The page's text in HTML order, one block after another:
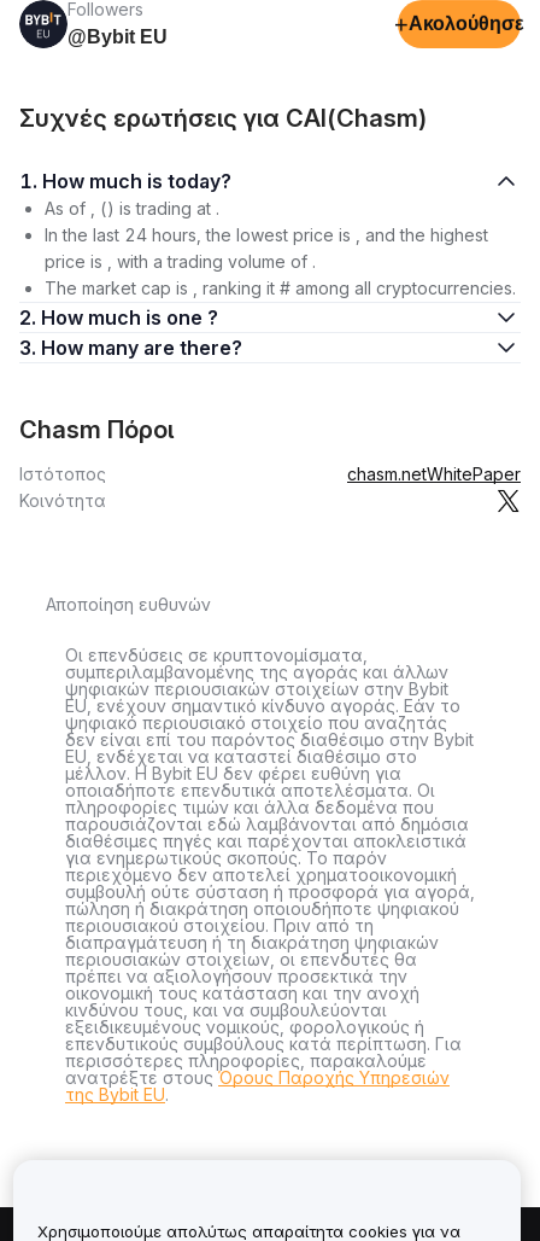
Followers
@Bybit EU
+Ακολούθησε
Συχνές ερωτήσεις για CAI(Chasm)
1. How much is today?
As of , () is trading at .
In the last 24 hours, the lowest price is , and the highest
price is , with a trading volume of .
The market cap is , ranking it # among all cryptocurrencies.
2. How much is one ?
3. How many are there?
Chasm Πόροι
Ιστότοπος chasm.netWhitePaper
Κοινότητα
Αποποίηση ευθυνών
Οι επενδύσεις σε κρυπτονομίσματα,
συμπεριλαμβανομένης της αγοράς και άλλων
ψηφιακών περιουσιακών στοιχείων στην Bybit
EU, ενέχουν σημαντικό κίνδυνο αγοράς. Εάν το
ψηφιακό περιουσιακό στοιχείο που αναζητάς
δεν είναι επί του παρόντος διαθέσιμο στην Bybit
EU, ενδέχεται να καταστεί διαθέσιμο στο
μέλλον. Η Bybit EU δεν φέρει ευθύνη για
οποιαδήποτε επενδυτικά αποτελέσματα. Οι
πληροφορίες τιμών και άλλα δεδομένα που
παρουσιάζονται εδώ λαμβάνονται από δημόσια
διαθέσιμες πηγές και παρέχονται αποκλειστικά
για ενημερωτικούς σκοπούς. Το παρόν
περιεχόμενο δεν αποτελεί χρηματοοικονομική
συμβουλή ούτε σύσταση ή προσφορά για αγορά,
πώληση ή διακράτηση οποιουδήποτε ψηφιακού
περιουσιακού στοιχείου. Πριν από τη
διαπραγμάτευση ή τη διακράτηση ψηφιακών
περιουσιακών στοιχείων, οι επενδυτές θα
πρέπει να αξιολογήσουν προσεκτικά την
οικονομική τους κατάσταση και την ανοχή
κινδύνου τους, και να συμβουλεύονται
εξειδικευμένους νομικούς, φορολογικούς ή
επενδυτικούς συμβούλους κατά περίπτωση. Για
περισσότερες πληροφορίες, παρακαλούμε
ανατρέξτε στουςΌρους Παροχής Υπηρεσιών
της Bybit EU.
Χρησιμοποιούμε απολύτως απαραίτητα cookies για να